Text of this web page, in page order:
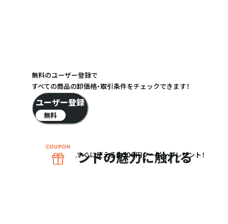
ブランドの魅力に触れる
無料のユーザー登録で
すべての商品の卸価格・取引条件をチェックできます！
ユーザー登録
無料
すぐに使える5,000円クーポンプレゼント！